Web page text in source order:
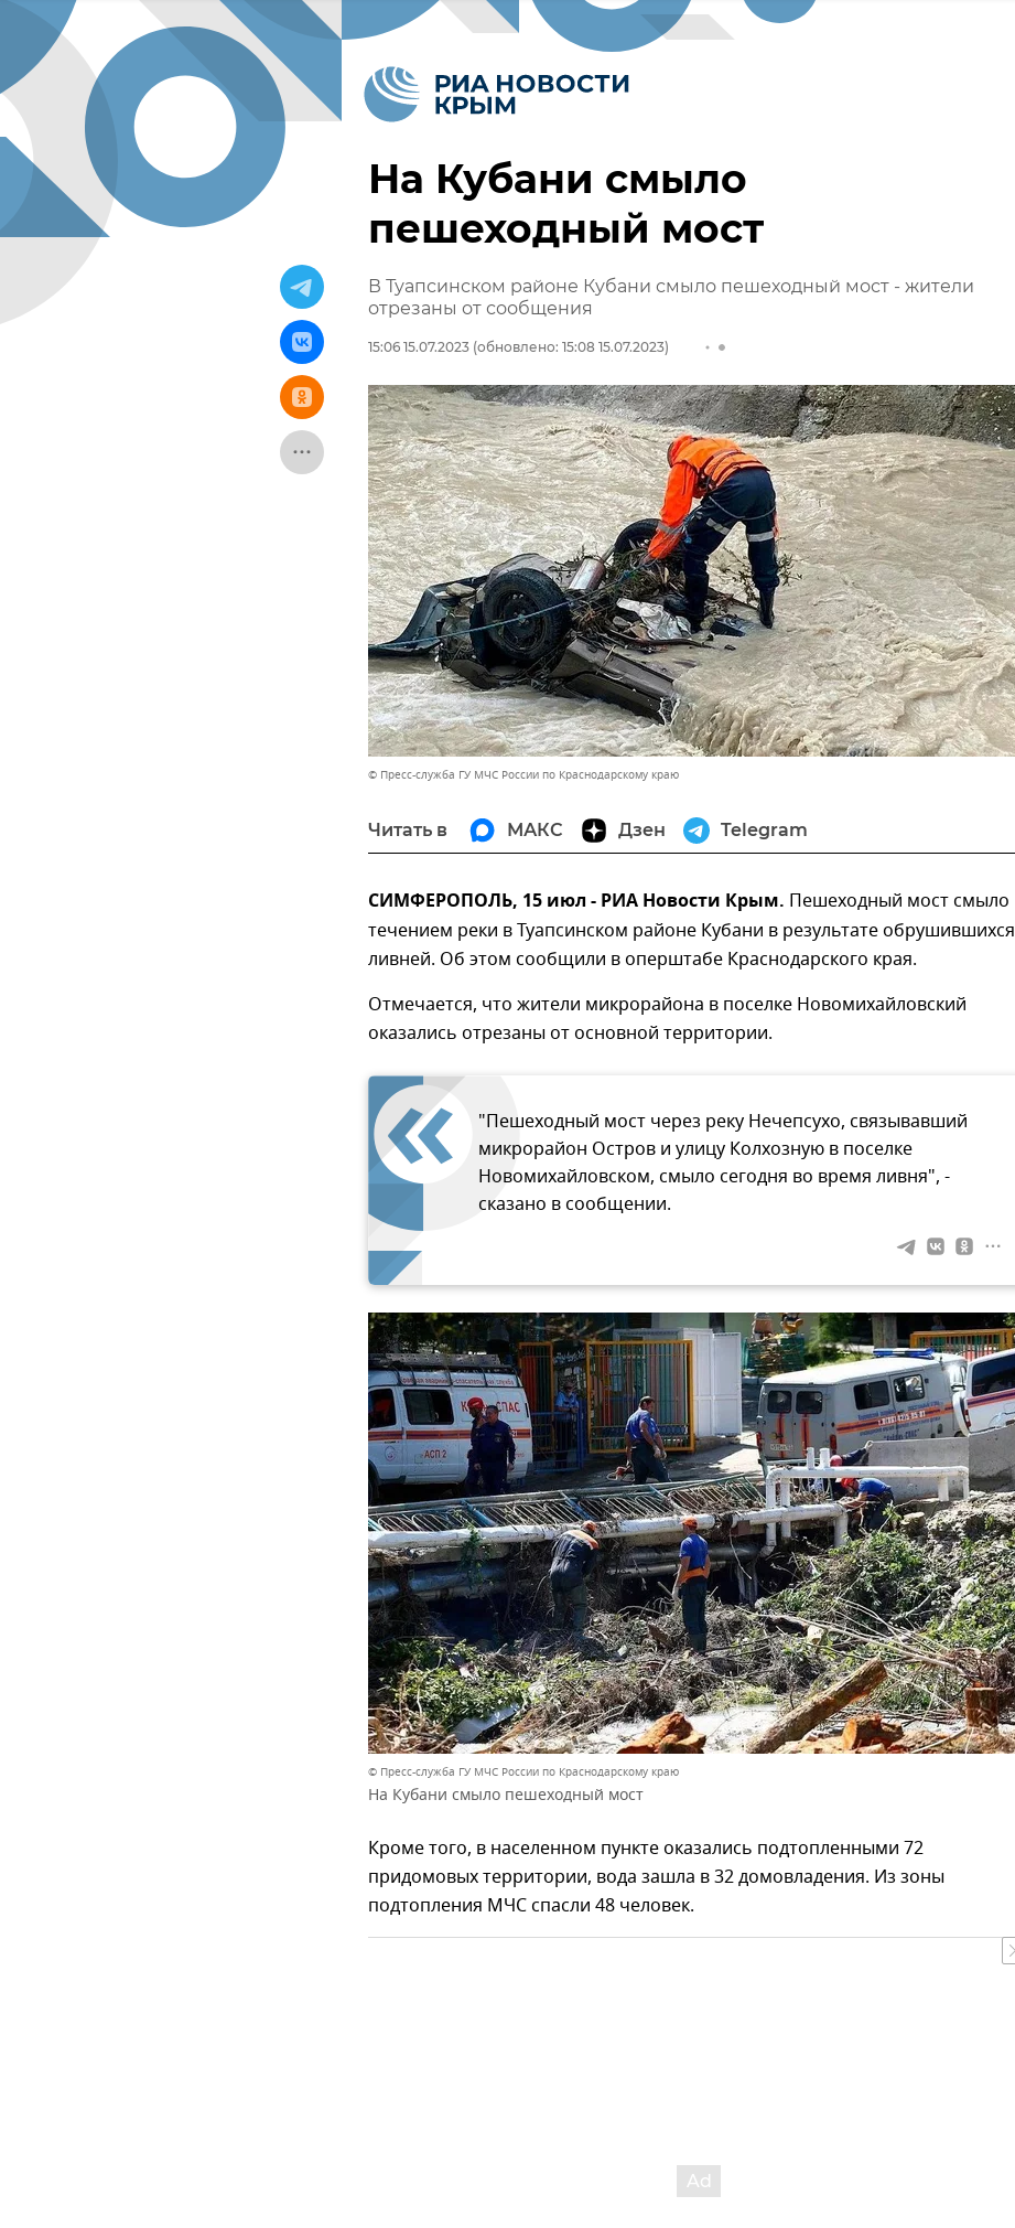
На Кубани смыло
пешеходный мост
В Туапсинском районе Кубани смыло пешеходный мост - жители
отрезаны от сообщения
15:06 15.07.2023 (обновлено: 15:08 15.07.2023)
© Пресс-служба ГУ МЧС России по Краснодарскому краю
Читать в МАКС Дзен Telegram
СИМФЕРОПОЛЬ, 15 июл - РИА Новости Крым. Пешеходный мост смыло
течением реки в Туапсинском районе Кубани в результате обрушившихся
ливней. Об этом сообщили в оперштабе Краснодарского края.
Отмечается, что жители микрорайона в поселке Новомихайловский
оказались отрезаны от основной территории.
"Пешеходный мост через реку Нечепсухо, связывавший
микрорайон Остров и улицу Колхозную в поселке
Новомихайловском, смыло сегодня во время ливня", -
сказано в сообщении.
© Пресс-служба ГУ МЧС России по Краснодарскому краю
На Кубани смыло пешеходный мост
Кроме того, в населенном пункте оказались подтопленными 72
придомовых территории, вода зашла в 32 домовладения. Из зоны
подтопления МЧС спасли 48 человек.